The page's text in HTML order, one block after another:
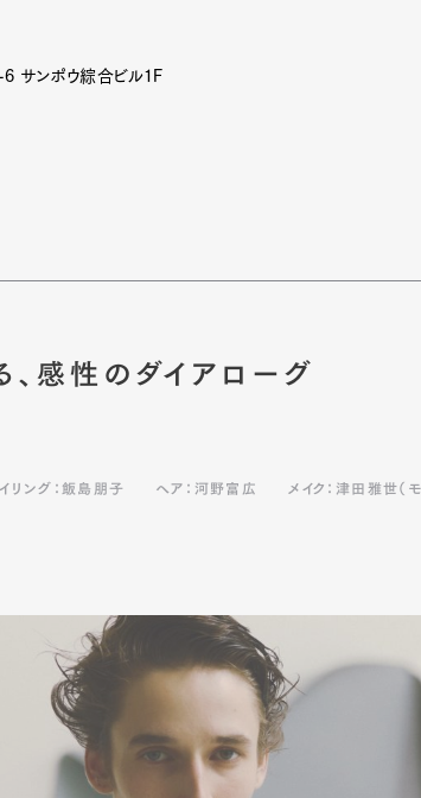
サンポウ綜合ビル1F
、感性のダイアローグ
リング：飯島朋子 ヘア：河野富広 メイク：津田雅世（